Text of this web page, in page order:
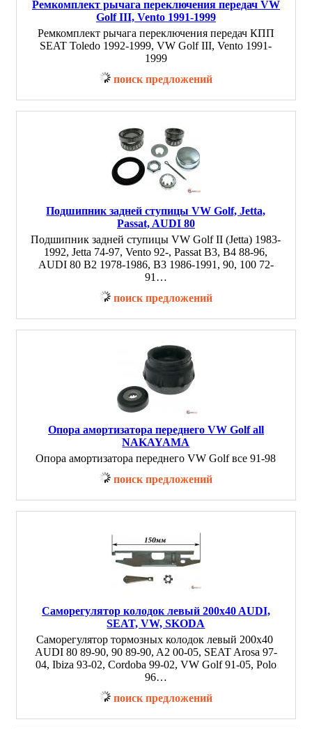
Ремкомплект рычага переключения передач VW
Golf III, Vento 1991-1999
Ремкомплект рычага переключения передач КПП
SEAT Toledo 1992-1999, VW Golf III, Vento 1991-
1999
поиск предложений
Подшипник задней ступицы VW Golf, Jetta,
Passat, AUDI 80
Подшипник задней ступицы VW Golf II (Jetta) 1983-
1992, Jetta 74-97, Vento 92-, Passat B3, B4 88-96,
AUDI 80 B2 1978-1986, B3 1986-1991, 90, 100 72-
91…
поиск предложений
Опора амортизатора переднего VW Golf all
NAKAYAMA
Опора амортизатора переднего VW Golf все 91-98
поиск предложений
Саморегулятор колодок левый 200x40 AUDI,
SEAT, VW, SKODA
Саморегулятор тормозных колодок левый 200x40
AUDI 80 89-90, 90 89-90, A2 00-05, SEAT Arosa 97-
04, Ibiza 93-02, Cordoba 99-02, VW Golf 91-05, Polo
96…
поиск предложений